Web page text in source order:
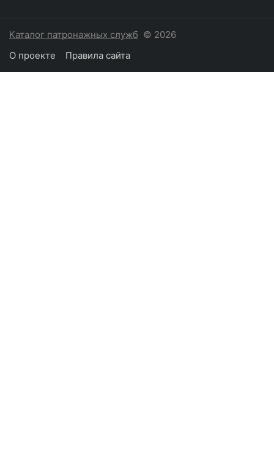
Каталог патронажных служб © 2026
О проекте
Правила сайта